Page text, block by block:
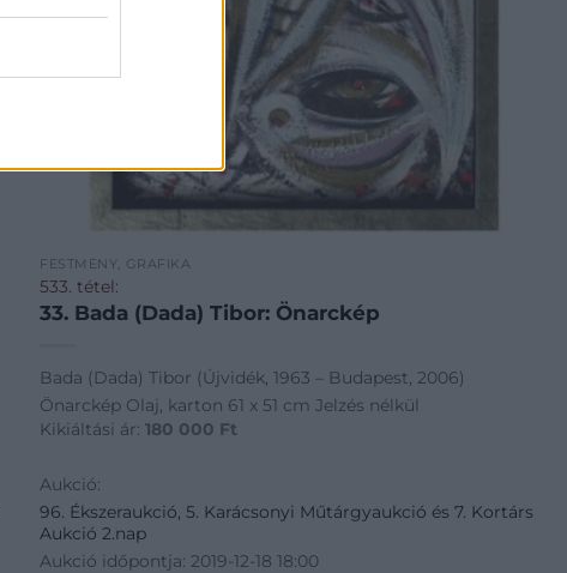
FESTMÉNY, GRAFIKA
533. tétel:
33. Bada (Dada) Tibor: Önarckép
Bada (Dada) Tibor (Újvidék, 1963 – Budapest, 2006)
Önarckép Olaj, karton 61 x 51 cm Jelzés nélkül
Kikiáltási ár:180 000 Ft
Aukció:
96. Ékszeraukció, 5. Karácsonyi Műtárgyaukció és 7. Kortárs
Aukció 2.nap
Aukció időpontja: 2019-12-18 18:00